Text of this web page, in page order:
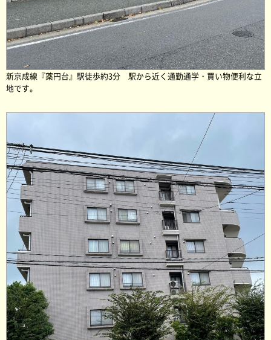
新京成線『薬円台』駅徒歩約3分 駅から近く通勤通学・買い物便利な立
地です。